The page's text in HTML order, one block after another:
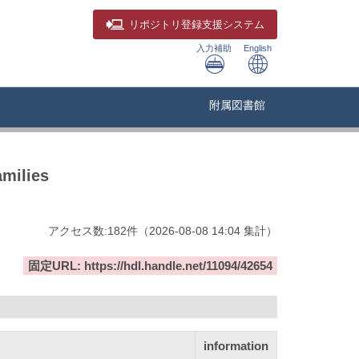
リポジトリ 登録支援システム
入力補助 English
附属図書館
アクセス数:182件 （2026-08-08 14:04 集計）
固定URL: https://hdl.handle.net/11094/42654
information